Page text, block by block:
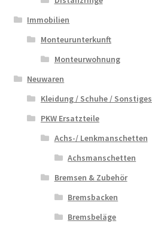
Immobilien
Monteurunterkunft
Monteurwohnung
Neuwaren
Kleidung / Schuhe / Sonstiges
PKW Ersatzteile
Achs-/ Lenkmanschetten
Achsmanschetten
Bremsen & Zubehör
Bremsbacken
Bremsbeläge